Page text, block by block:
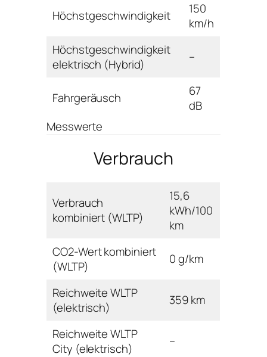
Höchstgeschwindigkeit
150
km/h
Höchstgeschwindigkeit
elektrisch (Hybrid)
–
Fahrgeräusch
67
dB
Messwerte
Verbrauch
Verbrauch
kombiniert (WLTP)
15,6
kWh/100
km
CO2-Wert kombiniert
(WLTP)
0 g/km
Reichweite WLTP
(elektrisch)
359 km
Reichweite WLTP
City (elektrisch)
–